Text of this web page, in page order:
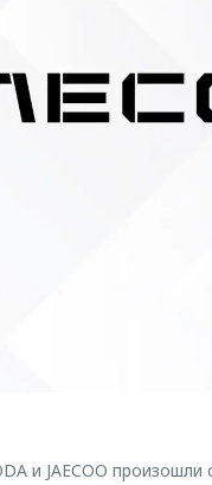
JAECOO произошли